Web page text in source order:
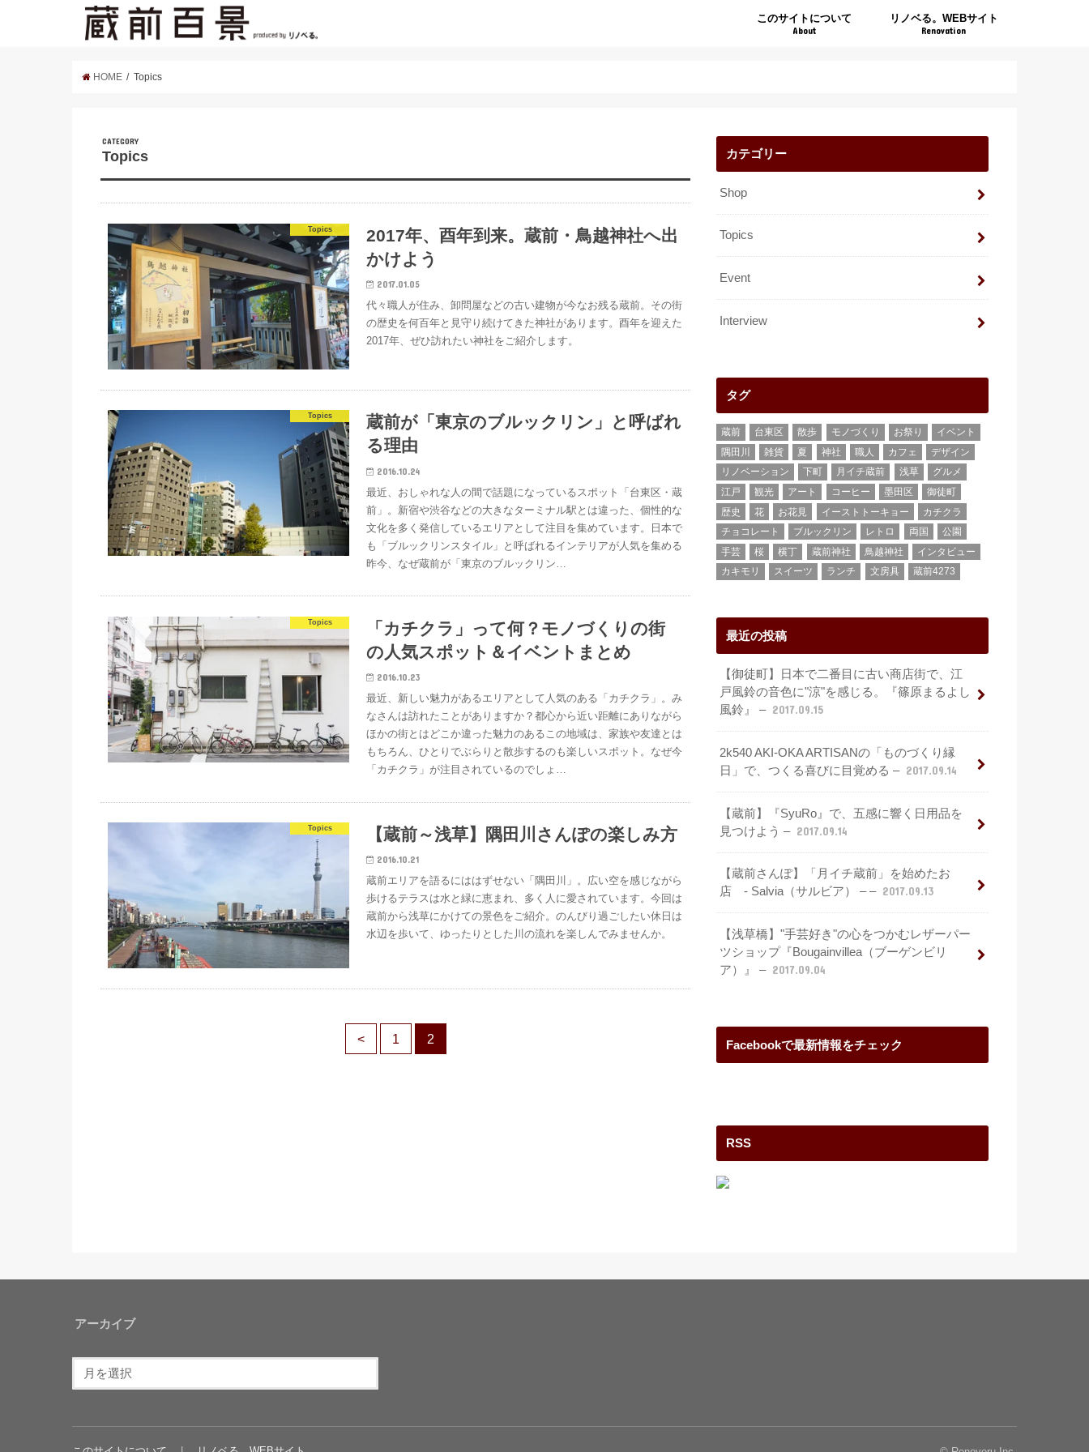
このサイトについて
About
リノベる。WEBサイト
Renovation
HOME Topics
CATEGORY
Topics
Topics
2017年、酉年到来。蔵前・鳥越神社へ出
かけよう
2017.01.05
代々職人が住み、卸問屋などの古い建物が今なお残る蔵前。その街
の歴史を何百年と見守り続けてきた神社があります。酉年を迎えた
2017年、ぜひ訪れたい神社をご紹介します。
Topics
蔵前が「東京のブルックリン」と呼ばれ
る理由
2016.10.24
最近、おしゃれな人の間で話題になっているスポット「台東区・蔵
前」。新宿や渋谷などの大きなターミナル駅とは違った、個性的な
文化を多く発信しているエリアとして注目を集めています。日本で
も「ブルックリンスタイル」と呼ばれるインテリアが人気を集める
昨今、なぜ蔵前が「東京のブルックリン…
Topics
「カチクラ」って何？モノづくりの街
の人気スポット＆イベントまとめ
2016.10.23
最近、新しい魅力があるエリアとして人気のある「カチクラ」。み
なさんは訪れたことがありますか？都心から近い距離にありながら
ほかの街とはどこか違った魅力のあるこの地域は、家族や友達とは
もちろん、ひとりでぶらりと散歩するのも楽しいスポット。なぜ今
「カチクラ」が注目されているのでしょ…
Topics 【蔵前～浅草】隅田川さんぽの楽しみ方
2016.10.21
蔵前エリアを語るにははずせない「隅田川」。広い空を感じながら
歩けるテラスは水と緑に恵まれ、多く人に愛されています。今回は
蔵前から浅草にかけての景色をご紹介。のんびり過ごしたい休日は
水辺を歩いて、ゆったりとした川の流れを楽しんでみませんか。
< 1 2
カテゴリー
Shop
Topics
Event
Interview
タグ
蔵前 台東区 散歩 モノづくり お祭り
イベント
隅田川
雑貨 夏 神社 職人 カフェ
デザイン
リノベーション
下町 月イチ蔵前 浅草
グルメ
江戸
観光 アート コーヒー 墨田区
御徒町
歴史
花 お花見 イーストトーキョー
カチクラ
チョコレート
ブルックリン レトロ 両国
公園
手芸
桜 横丁 蔵前神社 鳥越神社
インタビュー
カキモリ
スイーツ ランチ 文房具 蔵前4273
最近の投稿
【御徒町】日本で二番目に古い商店街で、江
戸風鈴の音色に"涼"を感じる。『篠原まるよし
風鈴』 – 2017.09.15
2k540 AKI-OKA ARTISANの「ものづくり縁
日」で、つくる喜びに目覚める – 2017.09.14
【蔵前】『SyuRo』で、五感に響く日用品を
見つけよう – 2017.09.14
【蔵前さんぽ】「月イチ蔵前」を始めたお
店 - Salvia（サルビア） – – 2017.09.13
【浅草橋】"手芸好き"の心をつかむレザーパー
ツショップ『Bougainvillea（ブーゲンビリ
ア）』 – 2017.09.04
Facebookで最新情報をチェック
RSS
アーカイブ